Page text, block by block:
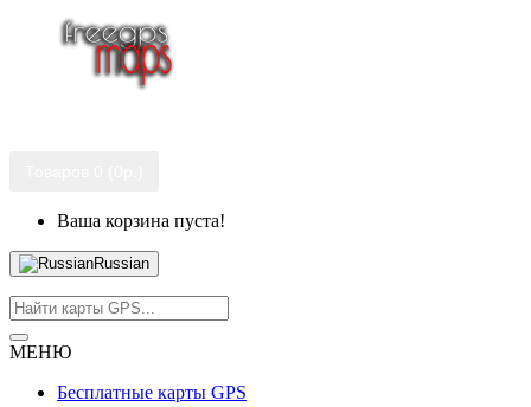
Ваша корзина пуста!
Russian
МЕНЮ
Бесплатные карты GPS